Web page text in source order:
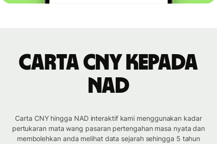
Carta CNY kepada
NAD
Carta CNY hingga NAD interaktif kami menggunakan kadar
pertukaran mata wang pasaran pertengahan masa nyata dan
membolehkan anda melihat data sejarah sehingga 5 tahun